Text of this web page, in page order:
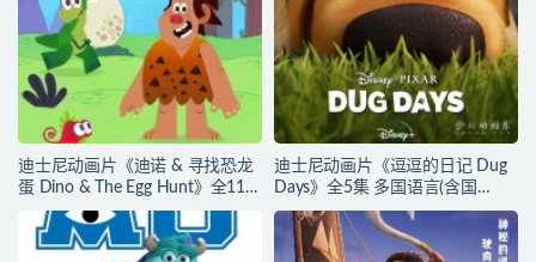
迪士尼动画片《迪诺 & 寻找恐龙
蛋 Dino & The Egg Hunt》全11集
无对白 官方纯净收藏版
1080P/MKV/4.3G 动画片迪诺寻
找恐龙蛋下载
迪士尼动画片《逗逗的日记 Dug
Days》全5集 多国语言(含国
语)+多国字幕(含中文) 官方纯净收
藏版 720P/MKV/1.92G 动画片逗
逗的日子下载